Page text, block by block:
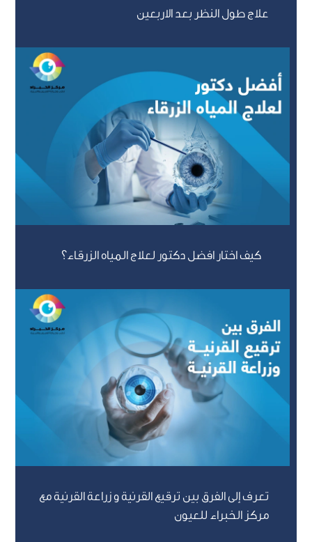
علاج طول النظر بعد الاربعين
كيف اختار افضل دكتور لعلاج المياه الزرقاء؟
تعرف إلى الفرق بين ترقيع القرنية و زراعة القرنية مع
مركز الخبراء للعيون